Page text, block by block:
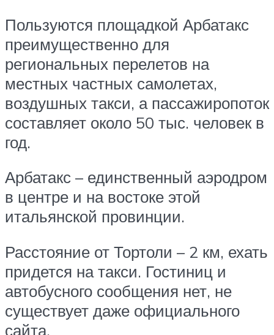
Пользуются площадкой Арбатакс
преимущественно для
региональных перелетов на
местных частных самолетах,
воздушных такси, а пассажиропоток
составляет около 50 тыс. человек в
год.
Арбатакс – единственный аэродром
в центре и на востоке этой
итальянской провинции.
Расстояние от Тортоли – 2 км, ехать
придется на такси. Гостиниц и
автобусного сообщения нет, не
существует даже официального
сайта.